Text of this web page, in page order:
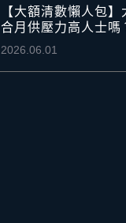
【大額清數懶人包
合月供壓力高人士嗎
因素
2026.06.01